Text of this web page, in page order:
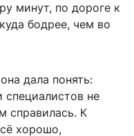
минут, по дороге к
бодрее, чем во
она дала понять:
не
справилась. К
хорошо,